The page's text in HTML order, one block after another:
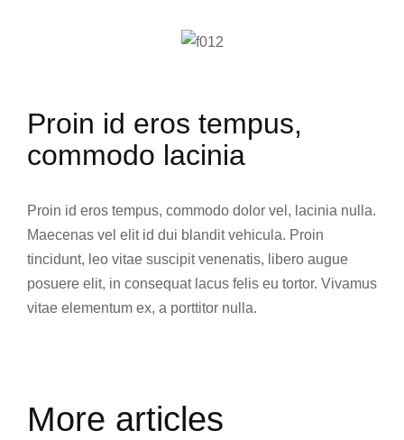
Proin id eros tempus,
commodo lacinia
Proin id eros tempus, commodo dolor vel, lacinia nulla.
Maecenas vel elit id dui blandit vehicula. Proin
tincidunt, leo vitae suscipit venenatis, libero augue
posuere elit, in consequat lacus felis eu tortor. Vivamus
vitae elementum ex, a porttitor nulla.
More articles